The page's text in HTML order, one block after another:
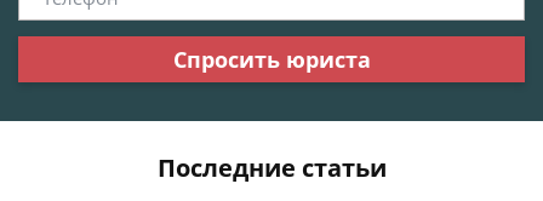
Спросить юриста
Последние статьи